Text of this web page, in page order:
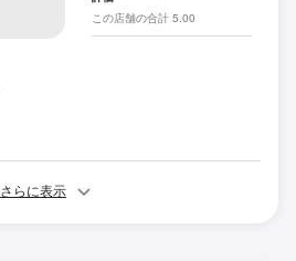
この店舗の合計 5.00
さらに表示